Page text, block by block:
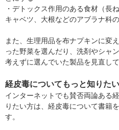
・デトックス作用のある食材（長
キャベツ、大根などのアブラナ科
また、生理用品を布ナプキンに変
った野菜を選んだり、洗剤やシャ
考えずに選んでいた製品を見直し
経皮毒についてもっと知りた
インターネットでも賛否両論ある
りたい方は、経皮毒について書籍
す。